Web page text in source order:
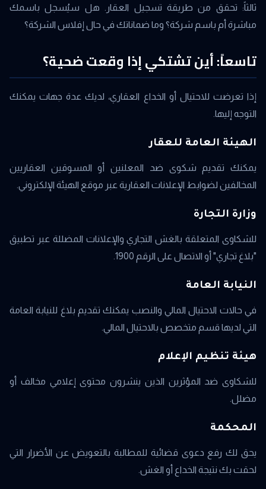
ثالثاً: تحقق من طريقة تسجيل العقار. هل سيُسجل باسمك
مباشرة أم باسم شركة؟ وما ضماناتك في حال إفلاس الشركة؟
تاسعاً: أين تشتكي إذا وقعت ضحية؟
إذا تعرضت للاحتيال أو الخداع العقاري، لديك عدة جهات يمكنك
التوجه إليها.
الهيئة العامة للعقار
يمكنك تقديم شكوى ضد المعلنين أو المسوقين العقاريين
المخالفين لضوابط الإعلانات العقارية عبر موقع الهيئة الإلكتروني.
وزارة التجارة
للشكاوى المتعلقة بالغش التجاري والإعلانات المضللة عبر تطبيق
"بلاغ تجاري" أو الاتصال على الرقم 1900.
النيابة العامة
في حالات الاحتيال المالي والنصب يمكنك تقديم بلاغ للنيابة العامة
التي لديها قسم متخصص بالاحتيال المالي.
هيئة تنظيم الإعلام
للشكاوى ضد المؤثرين الذين ينشرون محتوى إعلامي مخالف أو
مضلل.
المحكمة
يحق لك رفع دعوى قضائية للمطالبة بالتعويض عن الأضرار التي
لحقت بك نتيجة الخداع أو الغش.